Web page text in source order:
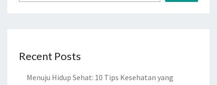
Recent Posts
Menuju Hidup Sehat: 10 Tips Kesehatan yang